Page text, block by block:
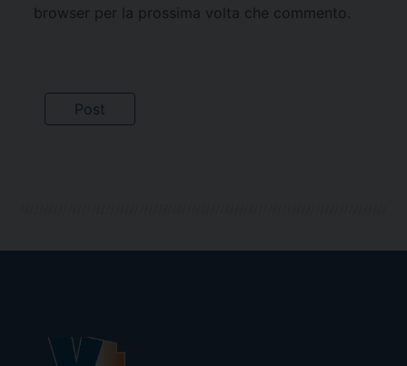
browser per la prossima volta che commento.